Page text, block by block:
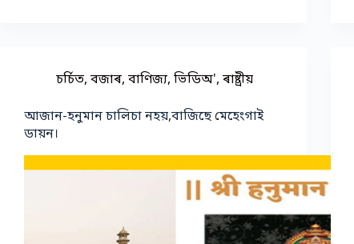
চৰ্চিত, বজাৰ, বাণিজ্য, ভিডিঅ', ৰাষ্ট্ৰীয়
আজান-হনুমান চালিচা নহয়,বাজিছে মেহেংগাই
ডায়ন।